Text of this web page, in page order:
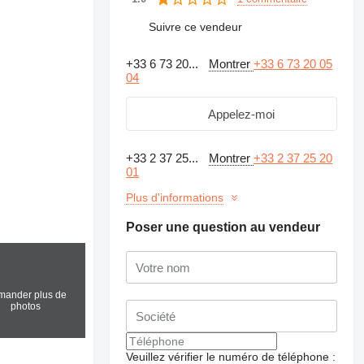
plus de
photos
Suivre ce vendeur
+33 6 73 20... Montrer+33 6 73 20 05
04
Appelez-moi
+33 2 37 25... Montrer+33 2 37 25 20
01
Plus d'informations
Poser une question au vendeur
Veuillez vérifier le numéro de téléphone :